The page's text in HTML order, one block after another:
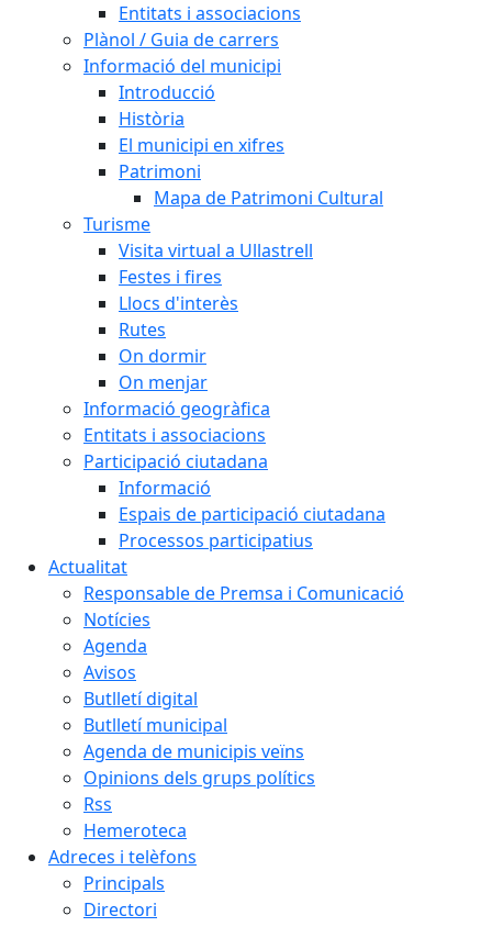
Entitats i associacions
Plànol / Guia de carrers
Informació del municipi
Introducció
Història
El municipi en xifres
Patrimoni
Mapa de Patrimoni Cultural
Turisme
Visita virtual a Ullastrell
Festes i fires
Llocs d'interès
Rutes
On dormir
On menjar
Informació geogràfica
Entitats i associacions
Participació ciutadana
Informació
Espais de participació ciutadana
Processos participatius
Actualitat
Responsable de Premsa i Comunicació
Notícies
Agenda
Avisos
Butlletí digital
Butlletí municipal
Agenda de municipis veïns
Opinions dels grups polítics
Rss
Hemeroteca
Adreces i telèfons
Principals
Directori